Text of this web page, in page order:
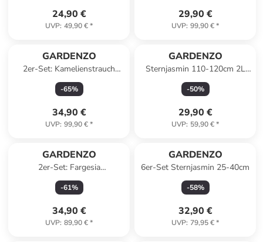
24,90 €
UVP: 49,90 €*
29,90 €
UVP: 99,90 €*
GARDENZO
2er-Set: Kamelienstrauch
"Japanische Rose" XL in Weiss
-65%
34,90 €
UVP: 99,90 €*
GARDENZO
Sternjasmin 110-120cm 2L
Topf
-50%
29,90 €
UVP: 59,90 €*
GARDENZO
2er-Set: Fargesia
(Schrimbambus) Large nicht
wuchernd
-61%
34,90 €
UVP: 89,90 €*
GARDENZO
6er-Set Sternjasmin 25-40cm
-58%
32,90 €
UVP: 79,95 €*